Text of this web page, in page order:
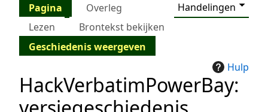
Pagina Overleg
Handelingen
Lezen
Brontekst bekijken
Geschiedenis weergeven
Hulp
HackVerbatimPowerBay: